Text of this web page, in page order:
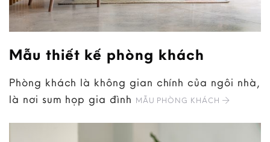
Mẫu thiết kế phòng khách
Phòng khách là không gian chính của ngôi nhà,
là nơi sum họp gia đình MẪU PHÒNG KHÁCH